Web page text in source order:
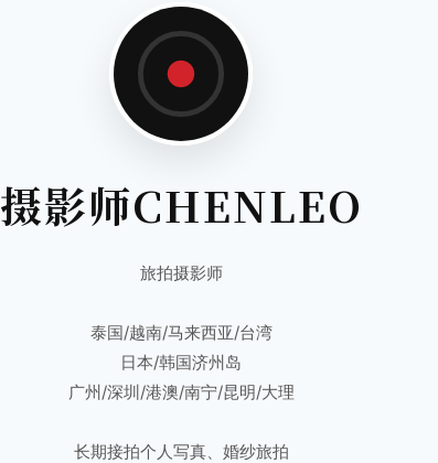
摄影师CHENLEO
旅拍摄影师
泰国/越南/马来西亚/台湾
日本/韩国济州岛
广州/深圳/港澳/南宁/昆明/大理
长期接拍个人写真、婚纱旅拍